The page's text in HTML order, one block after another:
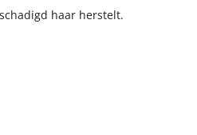
haar herstelt.